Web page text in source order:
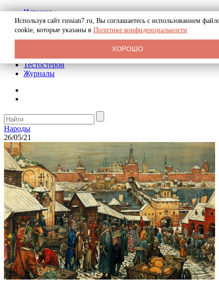
История
Биография
Криминал
Реклама на сайте
Тестостерон
Журналы
Народы
26/05/21
Используя сайт russian7.ru, Вы соглашаетесь с использованием
cookie, которые указаны в Политике конфиденциальности
ХОРОШО